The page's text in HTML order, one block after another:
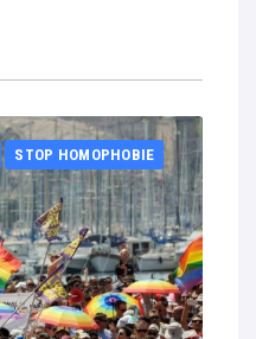
STOP HOMOPHOBIE